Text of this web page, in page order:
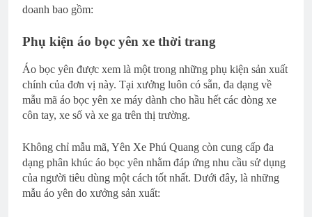
doanh bao gồm:
Phụ kiện áo bọc yên xe thời trang
Áo bọc yên được xem là một trong những phụ kiện sản xuất
chính của đơn vị này. Tại xưởng luôn có sẵn, đa dạng về
mẫu mã áo bọc yên xe máy dành cho hầu hết các dòng xe
côn tay, xe số và xe ga trên thị trường.
Không chỉ mẫu mã, Yên Xe Phú Quang còn cung cấp đa
dạng phân khúc áo bọc yên nhằm đáp ứng nhu cầu sử dụng
của người tiêu dùng một cách tốt nhất. Dưới đây, là những
mẫu áo yên do xưởng sản xuất: